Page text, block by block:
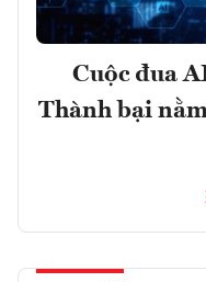
Cuộc đua
Thành bại